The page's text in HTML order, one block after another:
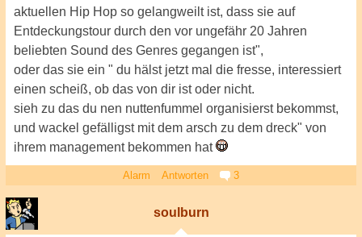
aktuellen Hip Hop so gelangweilt ist, dass sie auf
Entdeckungstour durch den vor ungefähr 20 Jahren
beliebten Sound des Genres gegangen ist",
oder das sie ein " du hälst jetzt mal die fresse, interessiert
einen scheiß, ob das von dir ist oder nicht.
sieh zu das du nen nuttenfummel organisierst bekommst,
und wackel gefälligst mit dem arsch zu dem dreck" von
ihrem management bekommen hat
Alarm Antworten 3
soulburn